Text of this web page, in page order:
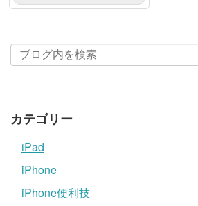
カテゴリー
iPad
iPhone
iPhone便利技